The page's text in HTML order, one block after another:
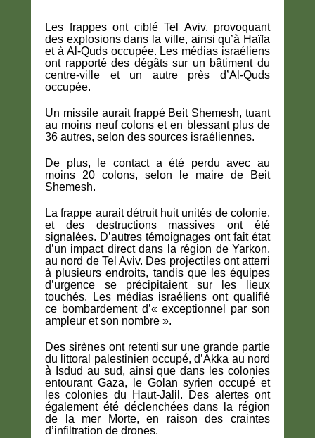
Les frappes ont ciblé Tel Aviv, provoquant
des explosions dans la ville, ainsi qu’à Haïfa
et à Al-Quds occupée. Les médias israéliens
ont rapporté des dégâts sur un bâtiment du
centre-ville et un autre près d’Al-Quds
occupée.
Un missile aurait frappé Beit Shemesh, tuant
au moins neuf colons et en blessant plus de
36 autres, selon des sources israéliennes.
De plus, le contact a été perdu avec au
moins 20 colons, selon le maire de Beit
Shemesh.
La frappe aurait détruit huit unités de colonie,
et des destructions massives ont été
signalées. D’autres témoignages ont fait état
d’un impact direct dans la région de Yarkon,
au nord de Tel Aviv. Des projectiles ont atterri
à plusieurs endroits, tandis que les équipes
d’urgence se précipitaient sur les lieux
touchés. Les médias israéliens ont qualifié
ce bombardement d’« exceptionnel par son
ampleur et son nombre ».
Des sirènes ont retenti sur une grande partie
du littoral palestinien occupé, d’Akka au nord
à Isdud au sud, ainsi que dans les colonies
entourant Gaza, le Golan syrien occupé et
les colonies du Haut-Jalil. Des alertes ont
également été déclenchées dans la région
de la mer Morte, en raison des craintes
d’infiltration de drones.